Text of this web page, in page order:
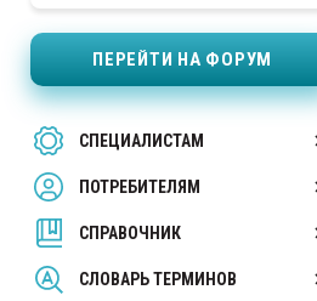
ПЕРЕЙТИ НА ФОРУМ
СПЕЦИАЛИСТАМ
ПОТРЕБИТЕЛЯМ
СПРАВОЧНИК
СЛОВАРЬ ТЕРМИНОВ